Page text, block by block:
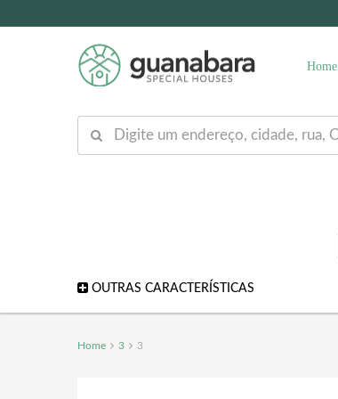
Home
OUTRAS CARACTERÍSTICAS
Home 3 3